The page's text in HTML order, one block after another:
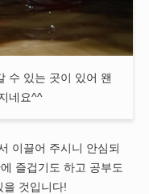
수 있는 곳이 있어 왠
네요^^
이끌어 주시니 안심되
즐겁기도 하고 공부도
을 것입니다!